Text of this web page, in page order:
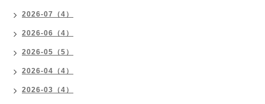
2026-07（4）
2026-06（4）
2026-05（5）
2026-04（4）
2026-03（4）